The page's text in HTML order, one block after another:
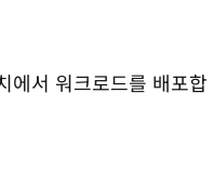
에서 워크로드를 배포합